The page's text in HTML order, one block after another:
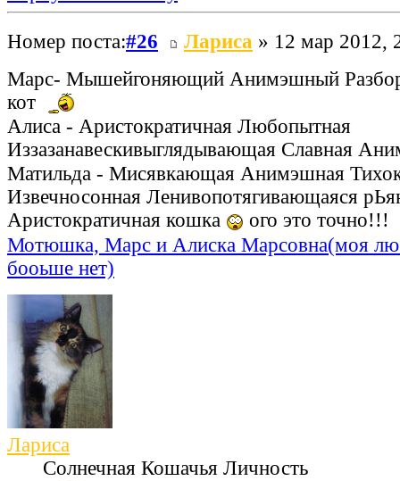
Номер поста:#26 Лариса » 12 мар 2012,
Марс- Мышейгоняющий Анимэшный
кот
Алиса - Аристократичная Любопытная
Иззазанавескивыглядывающая Славная
Матильда - Мисявкающая Анимэшная
Извечносонная Ленивопотягивающаяся
Аристократичная кошка
ого это точно!!!
Мотюшка, Марс и Алиска Марсовна(моя
бооьше нет)
Лариса
Солнечная Кошачья Личность